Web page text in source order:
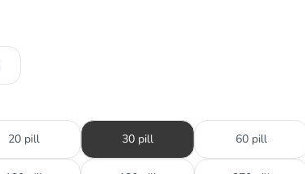
20 pill 30 pill 60 pill